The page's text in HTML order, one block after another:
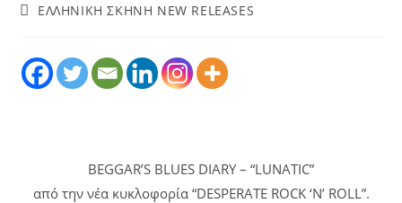
ΕΛΛΗΝΙΚΗ ΣΚΗΝΗ NEW RELEASES
BEGGAR’S BLUES DIARY – “LUNATIC”
από την νέα κυκλοφορία “DESPERATE ROCK ‘N’ ROLL”.